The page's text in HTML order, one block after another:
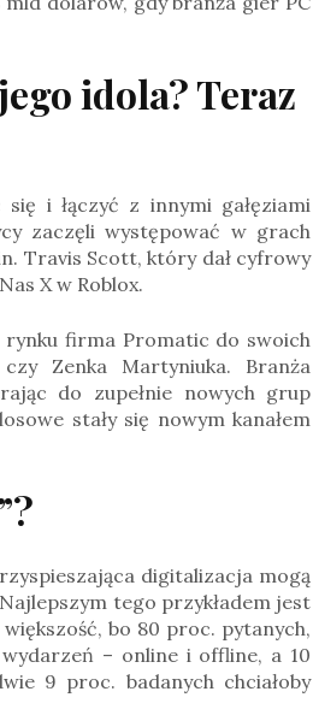
idola? Teraz
i łączyć z innymi gałęziami
zaczęli występować w grach
Travis Scott, który dał cyfrowy
X w Roblox.
firma Promatic do swoich
Zenka Martyniuka. Branża
do zupełnie nowych grup
stały się nowym kanałem
digitalizacja mogą
tego przykładem jest
bo 80 proc. pytanych,
– online i offline, a 10
9 proc. badanych chciałoby